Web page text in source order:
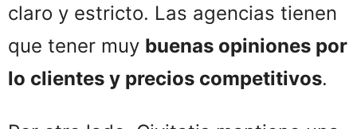
claro y estricto. Las agencias tienen
que tener muy buenas opiniones por
lo clientes y precios competitivos.